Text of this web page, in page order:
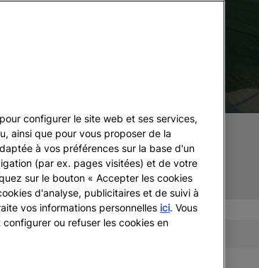
configurer le site web et ses services,
ainsi que pour vous proposer de la
à vos préférences sur la base d'un
(par ex. pages visitées) et de votre
sur le bouton « Accepter les cookies
d'analyse, publicitaires et de suivi à
vos informations personnelles ici. Vous
ou refuser les cookies en